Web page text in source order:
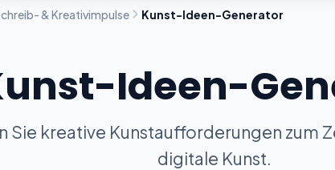
& Kreativimpulse Kunst-Ideen-Generator
Ideen-
Sie kreative Kunstaufforderungen zum
digitale Kunst.